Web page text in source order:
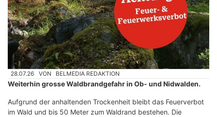
28.07.26 VON BELMEDIA REDAKTION
Weiterhin grosse Waldbrandgefahr in Ob- und Nidwalden.
Aufgrund der anhaltenden Trockenheit bleibt das Feuerverbot
im Wald und bis 50 Meter zum Waldrand bestehen. Die